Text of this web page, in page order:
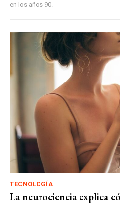
en los años 90.
TECNOLOGÍA
La neurociencia explica